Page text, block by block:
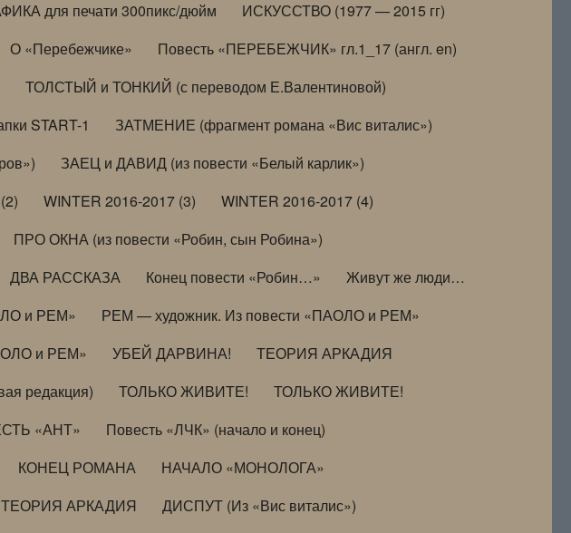
для печати 300пикс/дюйм
ИСКУССТВО (1977 — 2015 гг)
О «Перебежчике»
Повесть «ПЕРЕБЕЖЧИК» гл.1_17 (англ. en)
ТОЛСТЫЙ и ТОНКИЙ (с переводом Е.Валентиновой)
START-1
ЗАТМЕНИЕ (фрагмент романа «Вис виталис»)
ЗАЕЦ и ДАВИД (из повести «Белый карлик»)
WINTER 2016-2017 (3)
WINTER 2016-2017 (4)
ПРО ОКНА (из повести «Робин, сын Робина»)
ДВА РАССКАЗА Конец повести «Робин…»
Живут же люди…
и РЕМ»
РЕМ — художник. Из повести «ПАОЛО и РЕМ»
и РЕМ» УБЕЙ ДАРВИНА!
ТЕОРИЯ АРКАДИЯ
редакция) ТОЛЬКО ЖИВИТЕ!
ТОЛЬКО ЖИВИТЕ!
«АНТ»
Повесть «ЛЧК» (начало и конец)
КОНЕЦ РОМАНА
НАЧАЛО «МОНОЛОГА»
ТЕОРИЯ АРКАДИЯ ДИСПУТ (Из «Вис виталис»)